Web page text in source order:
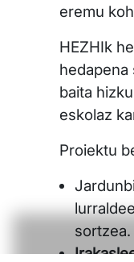
eremu
HEZHIk
baita
eskolaz
Proiektu
sortzea.